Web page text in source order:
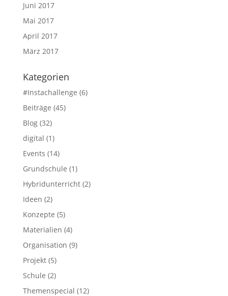
Juni 2017
Mai 2017
April 2017
März 2017
Kategorien
#Instachallenge (6)
Beiträge (45)
Blog(32)
digital (1)
Events (14)
Grundschule (1)
Hybridunterricht(2)
Ideen (2)
Konzepte (5)
Materialien (4)
Organisation (9)
Projekt(5)
Schule (2)
Themenspecial (12)